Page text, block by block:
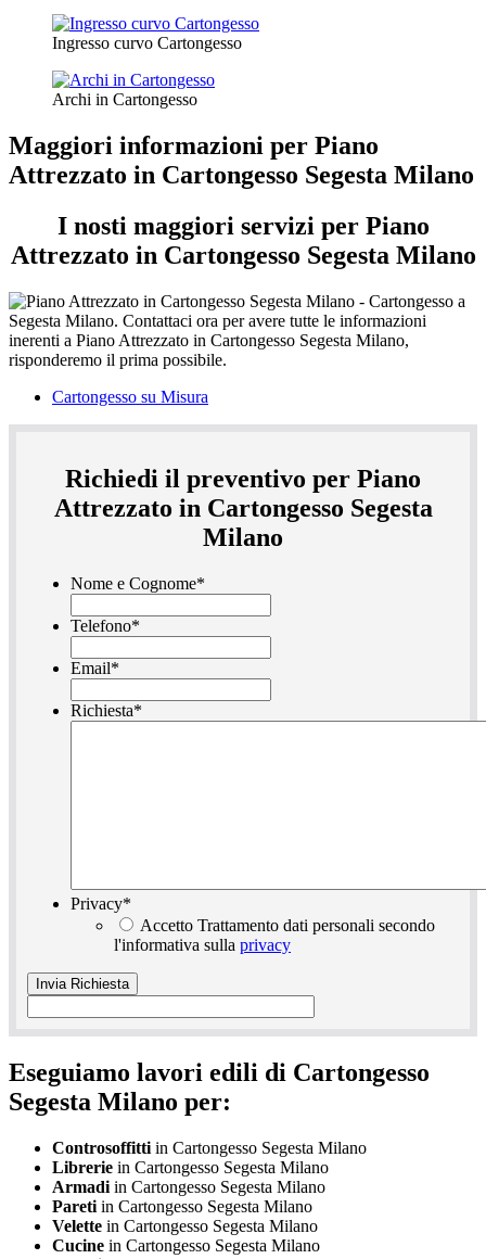
Ingresso curvo Cartongesso
Archi in Cartongesso
Maggiori informazioni per Piano
Attrezzato in Cartongesso Segesta Milano
I nosti maggiori servizi per Piano
Attrezzato in Cartongesso Segesta Milano
Cartongesso su Misura
Richiedi il preventivo per Piano
Attrezzato in Cartongesso Segesta
Milano
Nome e Cognome*
Telefono*
Email*
Richiesta*
Privacy*
Accetto Trattamento dati personali secondo
l'informativa sulla privacy
Eseguiamo lavori edili di Cartongesso
Segesta Milano per:
Controsoffitti in Cartongesso Segesta Milano
Librerie in Cartongesso Segesta Milano
Armadi in Cartongesso Segesta Milano
Pareti in Cartongesso Segesta Milano
Velette in Cartongesso Segesta Milano
Cucine in Cartongesso Segesta Milano